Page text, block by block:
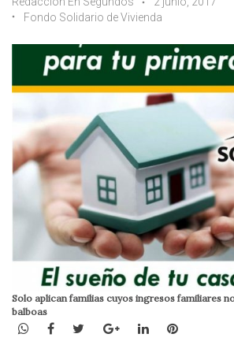
Fondo Solidario de Vivienda
Solo aplican familias cuyos ingresos familiares
balboas
WhatsApp
Facebook
TwitterGoogle+LinkedInPinterest